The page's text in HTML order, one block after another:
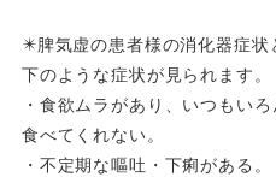
✴️脾気虚の患者様の消化器症状
下のような症状が見られます。
・食欲ムラがあり、いつもい
食べてくれない。
・不定期な嘔吐・下痢がある。